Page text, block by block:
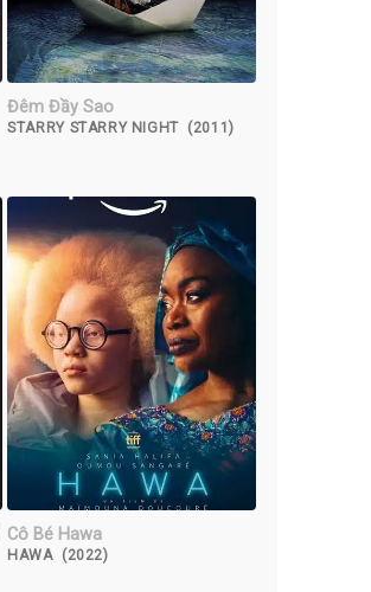
Đêm Đầy Sao
STARRY STARRY NIGHT (2011)
Cô Bé Hawa
HAWA (2022)